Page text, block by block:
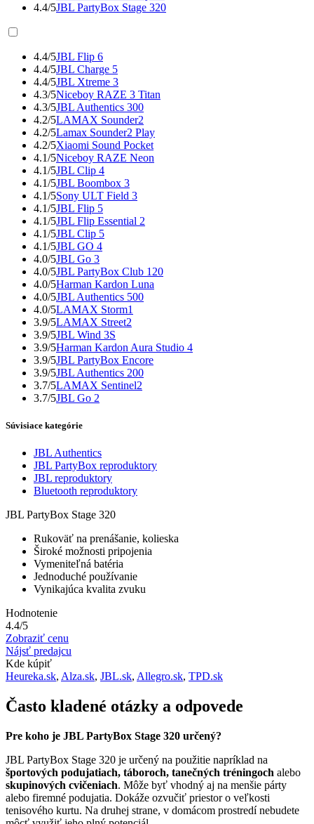
4.4/5JBL PartyBox Stage 320
4.4/5JBL Flip 6
4.4/5JBL Charge 5
4.4/5JBL Xtreme 3
4.3/5Niceboy RAZE 3 Titan
4.3/5JBL Authentics 300
4.2/5LAMAX Sounder2
4.2/5Lamax Sounder2 Play
4.2/5Xiaomi Sound Pocket
4.1/5Niceboy RAZE Neon
4.1/5JBL Clip 4
4.1/5JBL Boombox 3
4.1/5Sony ULT Field 3
4.1/5JBL Flip 5
4.1/5JBL Flip Essential 2
4.1/5JBL Clip 5
4.1/5JBL GO 4
4.0/5JBL Go 3
4.0/5JBL PartyBox Club 120
4.0/5Harman Kardon Luna
4.0/5JBL Authentics 500
4.0/5LAMAX Storm1
3.9/5LAMAX Street2
3.9/5JBL Wind 3S
3.9/5Harman Kardon Aura Studio 4
3.9/5JBL PartyBox Encore
3.9/5JBL Authentics 200
3.7/5LAMAX Sentinel2
3.7/5JBL Go 2
Súvisiace kategórie
JBL Authentics
JBL PartyBox reproduktory
JBL reproduktory
Bluetooth reproduktory
JBL PartyBox Stage 320
Rukoväť na prenášanie, kolieska
Široké možnosti pripojenia
Vymeniteľná batéria
Jednoduché používanie
Vynikajúca kvalita zvuku
Hodnotenie
4.4/5
Zobraziť cenu
Nájsť predajcu
Kde kúpiť
Heureka.sk, Alza.sk, JBL.sk, Allegro.sk, TPD.sk
Často kladené otázky a odpovede
Pre koho je JBL PartyBox Stage 320 určený?
JBL PartyBox Stage 320 je určený na použitie napríklad na
športových podujatiach, táboroch, tanečných tréningoch alebo
skupinových cvičeniach. Môže byť vhodný aj na menšie párty
alebo firemné podujatia. Dokáže ozvučiť priestor o veľkosti
tenisového kurtu. Na druhej strane, v domácom prostredí nebudete